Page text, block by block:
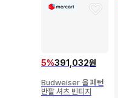
5%391,032원
Budweiser 올 패턴
반팔 셔츠 빈티지